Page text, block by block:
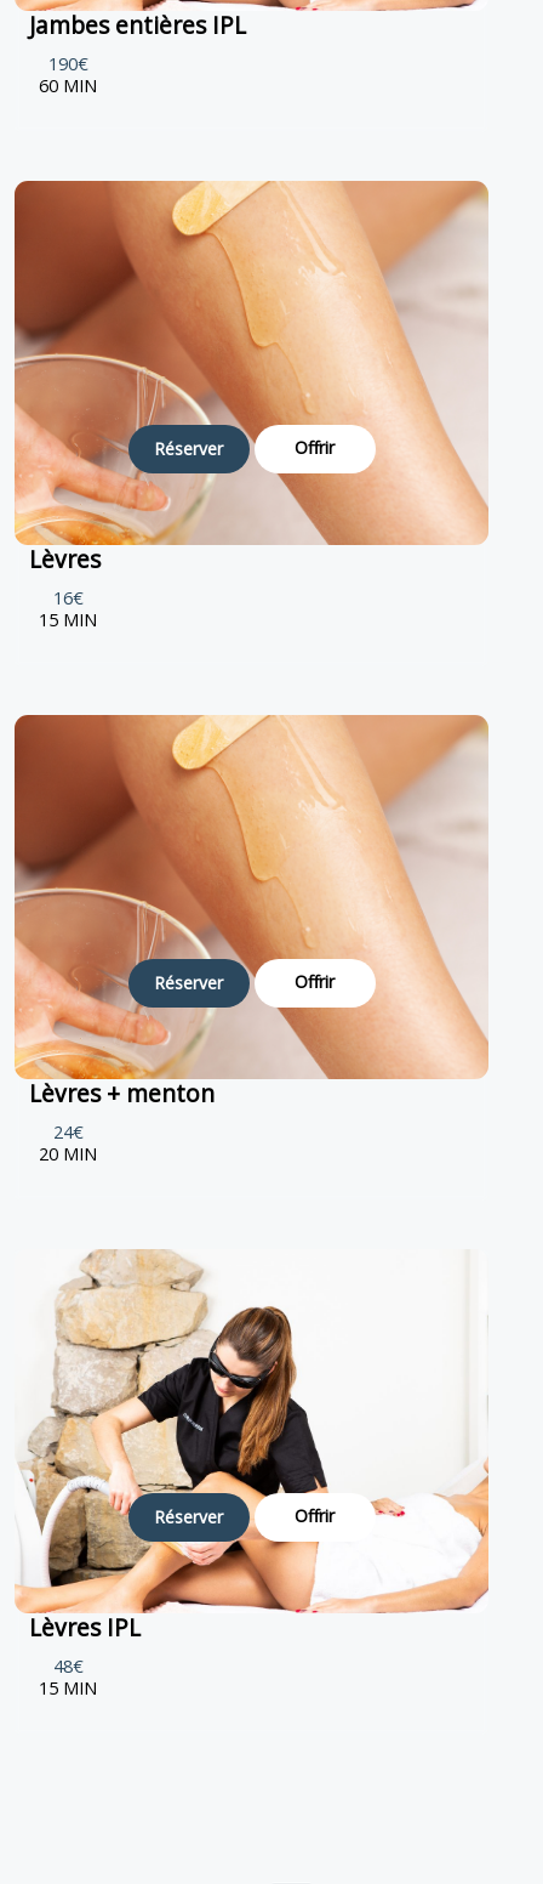
Jambes entières IPL
190€
60 MIN
Réserver Offrir
Lèvres
16€
15 MIN
Réserver Offrir
Lèvres + menton
24€
20 MIN
Réserver Offrir
Lèvres IPL
48€
15 MIN